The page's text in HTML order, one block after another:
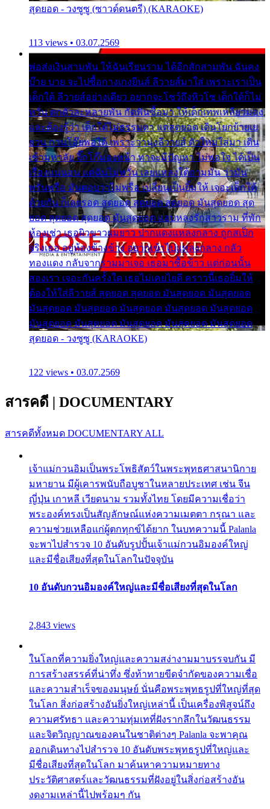
สุดยอด - วงซูซู (ซาวด์ดนตรี) (KARAOKE)
113 views • 03.07.2569
พ่อส่งเงินสามพัน ให้ฉันเรียนราม ได้อีกสักสามพัน ฉันคง
บ๊าย บาย จะไปซื้อกางเกงยีนส์ ลีวายส์มาใส่ เพราะเราเป็น
เด็กใต้ ลีวายส์อย่างเดียว อยากจะโชว์ถึงหิวโซ เด็กใต้ก็ไม่
หวั่น ตกตัวละหลายพัน กัดฟันซื้อมา ให้เด็กเทพเหลียวมอง
และต้องรู้ว่า เด็กใต้ไม่ธรรมดา แต่สุดยอด เดินโยกย้ายเย
ยวน กวนโอ๊ยพอได้ เพราะว่านุ่งลีวายส์ ตัวใหม่ใส่มา เดิน
เข้ามหาลัย จิ๊กโก๊มองหน้า ท่าจะมีปัญหา ไม่พอใจ ได้เป็น
เรื่องแน่นอน แต่ฉันไม่หวั่น เลยแหลงใต้ถามมัน ว่ามัน
พรั่นพรือ มันตอบว่าไม่พรื่อ เปลี่ยนเป็นยิ้มให้ เจอะเด็กใต้
ด้วยกัน ก็เลยรอด สุดยอด สุดยอด สุดยอด มันสุดยอด สุด
ยอด สุดยอด สุดยอด มันสุดยอด แอบหลงรักสาวราม ที่พัก
ห้องเช่า เธอผิวขาวผมยาว ปากแดงแหลงกลาง ถูกสเป็ก
จริงเธอ อยู่ห้องข้างข้าง อยากเข้าไปแหลงกลาง กลัว
ทองแดง กลับจากรามมาเจอ เธอมาซื้อข้าว แต่ก่อนนั้น
สองเรา เจอะกันครั้งใด เธอไม่เคยไยดี คราวนี้เธอยิ้มให้
ต้องให้ใส่ลีวายส์ สุดยอด สุดยอด มันสุดยอด มันสุดยอด
มันสุดยอด มันสุดยอด มันสุดยอด มันสุดยอด มันสุดยอด
มันสุดยอด มันสุดยอด มันสุดยอด มันสุดยอด มันสุดยอด
สุดยอด - วงซูซู (KARAOKE)
122 views • 03.07.2569
สารคดี | DOCUMENTARY
สารคดีทั้งหมด DOCUMENTARY ALL
เจ้าแม่กวนอิมเป็นพระโพธิสัตว์ในพระพุทธศาสนานิกาย
มหายาน มีผู้เคารพนับถือบูชาในหลายประเทศ เช่น จีน
ญี่ปุ่น เกาหลี เวียดนาม รวมทั้งไทย โดยมีความเชื่อว่า
พระองค์ทรงเป็นสัญลักษณ์แห่งความเมตตา กรุณา และ
ความช่วยเหลือแก่ผู้ตกทุกข์ได้ยาก ในบทความนี้ Palanla
จะพาไปสำรวจ 10 อันดับรูปปั้นเจ้าแม่กวนอิมองค์ใหญ่
และมีชื่อเสียงที่สุดในโลกในปัจจุบัน
10 อันดับกวนอิมองค์ใหญ่และมีชื่อเสียงที่สุดในโลก
2,843 views
ในโลกที่ความยิ่งใหญ่และความสง่างามมาบรรจบกัน มี
การสร้างสรรค์ที่น่าทึ่ง ซึ่งท้าทายขีดจำกัดของความเชื่อ
และความสำเร็จของมนุษย์ นั่นคือพระพุทธรูปที่ใหญ่ที่สุด
ในโลก สิ่งก่อสร้างอันยิ่งใหญ่เหล่านี้ เป็นเครื่องพิสูจน์ถึง
ความศรัทธา และความทุ่มเทที่ฝังรากลึกในวัฒนธรรม
และจิตวิญญาณของคนในชาติต่างๆ Palanla จะพาคุณ
ออกเดินทางไปสำรวจ 10 อันดับพระพุทธรูปที่ใหญ่และ
มีชื่อเสียงที่สุดในโลก มาค้นหาความหมายทาง
ประวัติศาสตร์และวัฒนธรรมที่ฝังอยู่ในสิ่งก่อสร้างอัน
งดงามเหล่านี้ไปพร้อมๆ กัน